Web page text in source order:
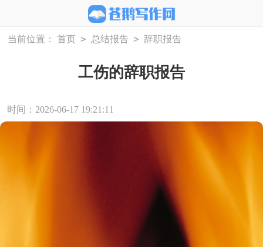
当前位置： 首页 > 总结报告 > 辞职报告
工伤的辞职报告
时间：2026-06-17 19:21:11